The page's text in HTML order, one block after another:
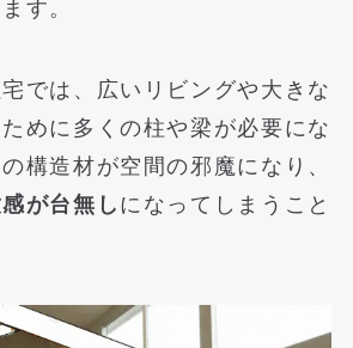
す。
では、広いリビングや大きな
めに多くの柱や梁が必要にな
構造材が空間の邪魔になり、
が台無し になってしまうこと